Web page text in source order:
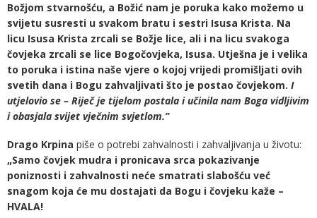
Božjom stvarnošću, a Božić nam je poruka kako možemo u
svijetu susresti u svakom bratu i sestri Isusa Krista. Na
licu Isusa Krista zrcali se Božje lice, ali i na licu svakoga
čovjeka zrcali se lice Bogočovjeka, Isusa. Utješna je i velika
to poruka i istina naše vjere o kojoj vrijedi promišljati ovih
svetih dana i Bogu zahvaljivati što je postao čovjekom. I
utjelovio se – Riječ je tijelom postala i učinila nam Boga vidljivim
i obasjala svijet vječnim svjetlom.”
Drago Krpina piše o potrebi zahvalnosti i zahvaljivanja u životu:
„Samo čovjek mudra i pronicava srca pokazivanje
poniznosti i zahvalnosti neće smatrati slabošću već
snagom koja će mu dostajati da Bogu i čovjeku kaže –
HVALA!